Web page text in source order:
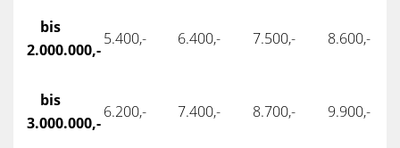
bis
2.000.000,-
5.400,- 6.400,- 7.500,- 8.600,-
bis
3.000.000,-
6.200,- 7.400,- 8.700,- 9.900,-